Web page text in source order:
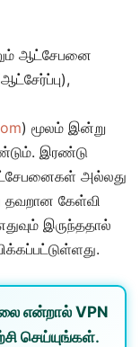
ஆட்சேபனை
) மூலம் இன்று
இரண்டு
அல்லது
கேள்வி
இருந்ததால்
என்றால் VPN
செய்யுங்கள்.